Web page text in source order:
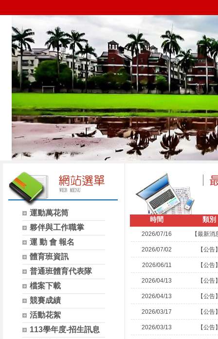
運動萬花筒
夥伴與工作職掌
運 動 會 報名
體育班資訊
普通班體育代表隊
檔案下載
競賽成績
活動花絮
113學年度-招生訊息
時間 類別
2026/07/16 【最新消
2026/07/02 【公告
2026/06/11 【公告
2026/04/13 【公告
2026/04/13 【公告
2026/03/17 【公告
2026/03/13 【公告